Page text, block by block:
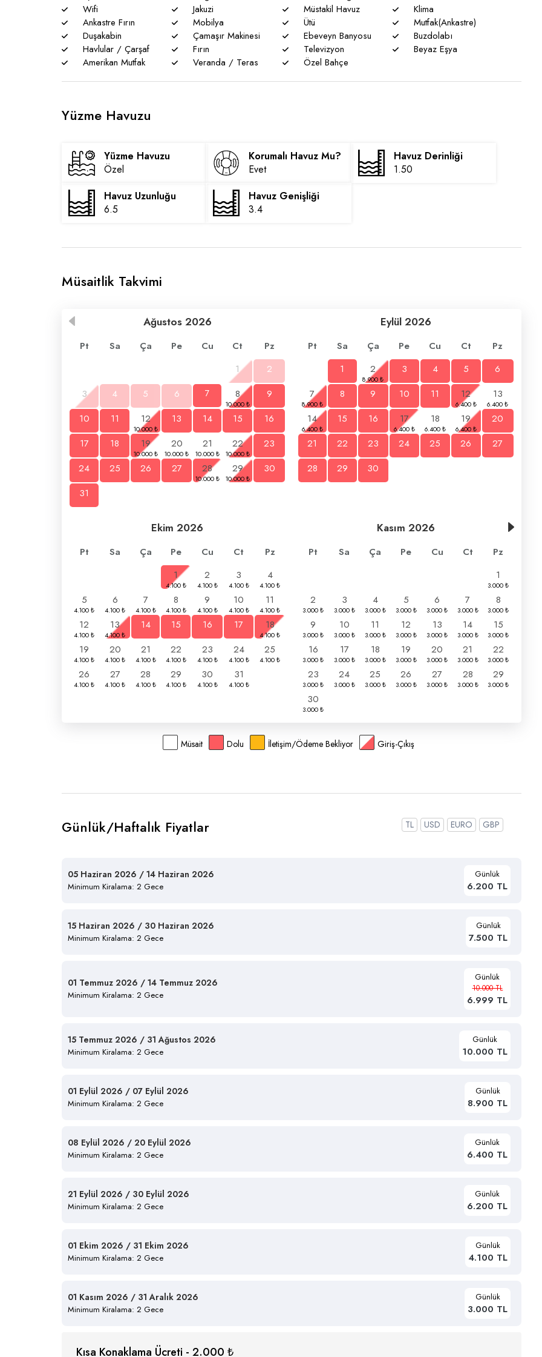
Wifi
Jakuzi Müstakil Havuz
Klima
Ankastre Fırın
Mobilya Ütü
Mutfak(Ankastre)
Duşakabin
Çamaşır Makinesi Ebeveyn Banyosu
Buzdolabı
Havlular / Çarşaf
Fırın Televizyon
Beyaz Eşya
Amerikan Mutfak
Veranda / Teras Özel Bahçe
Yüzme Havuzu
Yüzme Havuzu
Özel
Korumalı Havuz Mu?
Evet
Havuz Derinliği
1.50
Havuz Uzunluğu
6.5
Havuz Genişliği
3.4
Müsaitlik Takvimi
Ağustos 2026
Pt Sa Ça Pe Cu Ct
Pz
1
2
3
4 5 6 7 8
9
10
11 12 13 14 15
16
17
18 19 20 21 22
23
24
25 26 27 28 29
30
31
Eylül 2026
Pt Sa Ça Pe Cu Ct
Pz
1
2 3 4 5
6
7
8 9 10 11 12
13
14
15 16 17 18 19
20
21
22 23 24 25 26
27
28
29 30
Ekim 2026
Pt Sa Ça Pe Cu Ct
Pz
1
2 3
4
5
6 7 8 9 10
11
12
13 14 15 16 17
18
19
20 21 22 23 24
25
26
27 28 29 30 31
Kasım 2026
Pt Sa Ça Pe Cu Ct
Pz
1
2
3 4 5 6 7
8
9
10 11 12 13 14
15
16
17 18 19 20 21
22
23
24 25 26 27 28
29
30
Müsait Dolu İletişim/Ödeme Bekliyor Giriş-Çıkış
Günlük/Haftalık Fiyatlar TL USD EURO GBP
05 Haziran 2026 / 14 Haziran 2026
Minimum Kiralama: 2 Gece
Günlük
6.200 TL
15 Haziran 2026 / 30 Haziran 2026
Minimum Kiralama: 2 Gece
Günlük
7.500 TL
01 Temmuz 2026 / 14 Temmuz 2026
Minimum Kiralama: 2 Gece
Günlük
10.000 TL
6.999 TL
15 Temmuz 2026 / 31 Ağustos 2026
Minimum Kiralama: 2 Gece
Günlük
10.000 TL
01 Eylül 2026 / 07 Eylül 2026
Minimum Kiralama: 2 Gece
Günlük
8.900 TL
08 Eylül 2026 / 20 Eylül 2026
Minimum Kiralama: 2 Gece
Günlük
6.400 TL
21 Eylül 2026 / 30 Eylül 2026
Minimum Kiralama: 2 Gece
Günlük
6.200 TL
01 Ekim 2026 / 31 Ekim 2026
Minimum Kiralama: 2 Gece
Günlük
4.100 TL
01 Kasım 2026 / 31 Aralık 2026
Minimum Kiralama: 2 Gece
Günlük
3.000 TL
Kısa Konaklama Ücreti - 2.000 ₺